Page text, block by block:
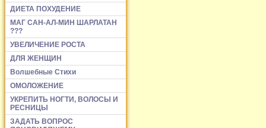
ДИЕТА ПОХУДЕНИЕ
МАГ САН-АЛ-МИН ШАРЛАТАН
???
УВЕЛИЧЕНИЕ РОСТА
ДЛЯ ЖЕНЩИН
Волшебные Стихи
ОМОЛОЖЕНИЕ
УКРЕПИТЬ НОГТИ, ВОЛОСЫ И
РЕСНИЦЫ
ЗАДАТЬ ВОПРОС